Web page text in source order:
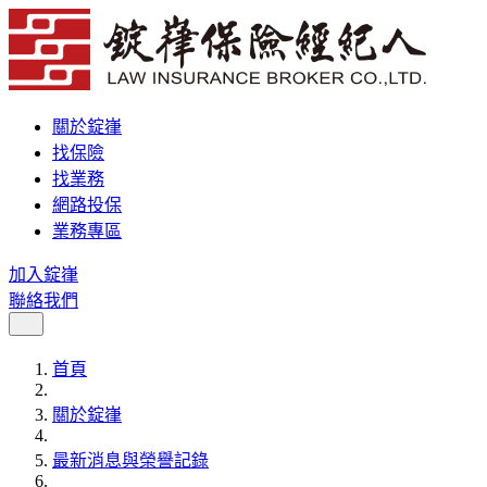
關於錠嵂
找保險
找業務
網路投保
業務專區
加入錠嵂
聯絡我們
首頁
關於錠嵂
最新消息與榮譽記錄